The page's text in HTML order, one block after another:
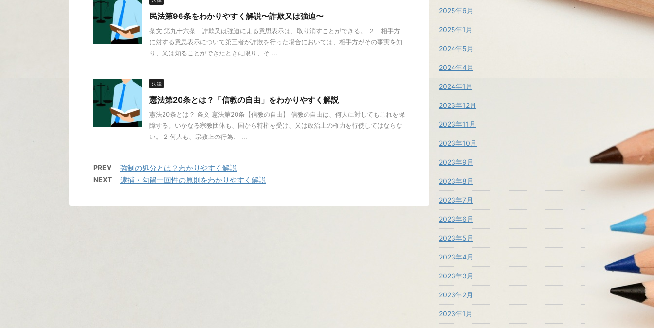
民法第96条をわかりやすく解説〜詐欺又は強迫〜
条文 第九十六条 詐欺又は強迫による意思表示は、取り消すことができる。 ２ 相手方
に対する意思表示について第三者が詐欺を行った場合においては、相手方がその事実を知
り、又は知ることができたときに限り、そ ...
法律
憲法第20条とは？「信教の自由」をわかりやすく解説
憲法20条とは？ 条文 憲法第20条【信教の自由】 信教の自由は、何人に対してもこれを保
障する。いかなる宗教団体も、国から特権を受け、又は政治上の権力を行使してはならな
い。 2 何人も、宗教上の行為、 ...
PREV 強制の処分とは？わかりやすく解説
NEXT 逮捕・勾留一回性の原則をわかりやすく解説
2025年6月
2025年1月
2024年5月
2024年4月
2024年1月
2023年12月
2023年11月
2023年10月
2023年9月
2023年8月
2023年7月
2023年6月
2023年5月
2023年4月
2023年3月
2023年2月
2023年1月